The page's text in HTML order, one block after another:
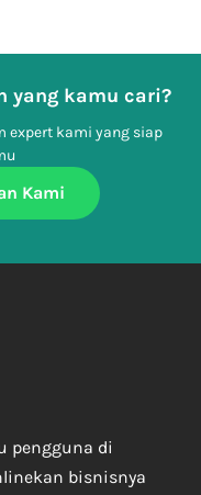
yang kamu cari?
expert kami yang siap
Kami
pengguna di
bisnisnya